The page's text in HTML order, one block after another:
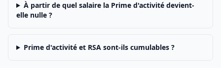
À partir de quel salaire la Prime d'activité devient-
elle nulle ?
Prime d'activité et RSA sont-ils cumulables ?